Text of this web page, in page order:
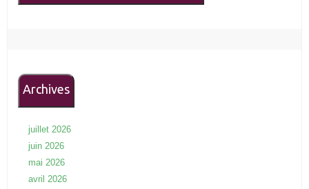
Archives
juillet 2026
juin 2026
mai 2026
avril 2026